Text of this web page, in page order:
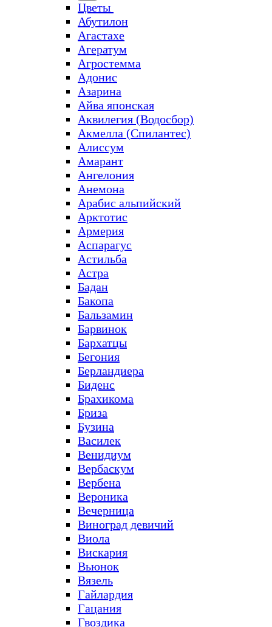
Цветы
Абутилон
Агастахе
Агератум
Агростемма
Адонис
Азарина
Айва японская
Аквилегия (Водосбор)
Акмелла (Спилантес)
Алиссум
Амарант
Ангелония
Анемона
Арабис альпийский
Арктотис
Армерия
Аспарагус
Астильба
Астра
Бадан
Бакопа
Бальзамин
Барвинок
Бархатцы
Бегония
Берландиера
Биденс
Брахикома
Бриза
Бузина
Василек
Венидиум
Вербаскум
Вербена
Вероника
Вечерница
Виноград девичий
Виола
Вискария
Вьюнок
Вязель
Гайлардия
Гацания
Гвоздика